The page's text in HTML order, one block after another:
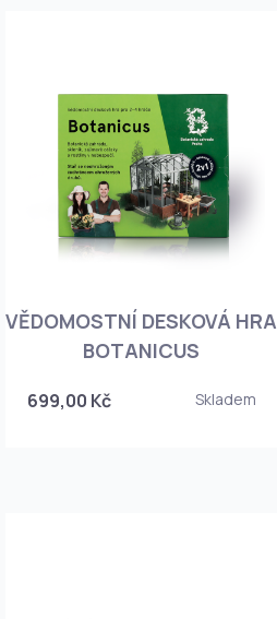
VĚDOMOSTNÍ DESKOVÁ HRA
BOTANICUS
699,00 Kč Skladem